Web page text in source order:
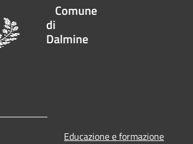
Comune
di
Dalmine
Educazione e formazione